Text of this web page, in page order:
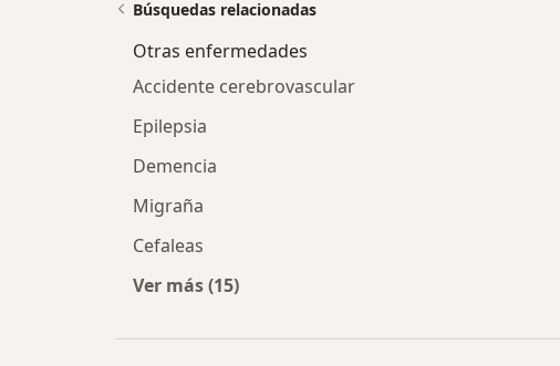
Búsquedas relacionadas
Otras enfermedades
Accidente cerebrovascular
Epilepsia
Demencia
Migraña
Cefaleas
Ver más (15)